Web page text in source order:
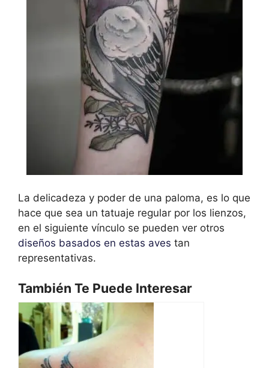
La delicadeza y poder de una paloma, es lo que
hace que sea un tatuaje regular por los lienzos,
en el siguiente vínculo se pueden ver otros
diseños basados en estas aves tan
representativas.
También Te Puede Interesar